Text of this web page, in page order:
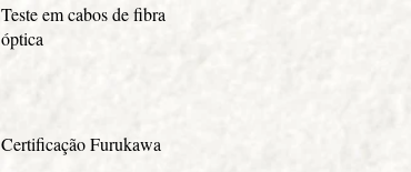
Teste em cabos de fibra
óptica
Certificação Furukawa